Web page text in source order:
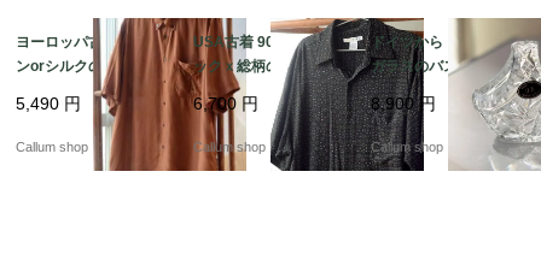
ヨーロッパ古着 レーヨ
ンorシルクの半袖ボタ
ンダウンシャツ メンズ
Lくらい ブラウン ヴィ
ンテージ ダメージ古着
_260805 if1042
5,490 円
Callum shop
USA古着 90's頃 ブラ
ックｘ総柄のレーヨン
半袖シャツ sizeL メン
ズ アメリカ ヴィンテー
ジ オールド古着_2608
05 if1041
6,700 円
Callum shop
ドイツから クリスタル
ガラスのバスケット型
トレー ボヘミアグラス
を彷彿 24%PbO トレイ
アンティーク ヴィンテ
ージ_260721 ig4976
8,900円
Callum shop